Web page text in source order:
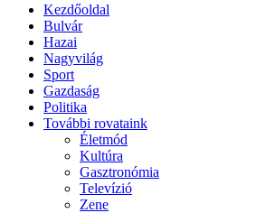
Kezdőoldal
Bulvár
Hazai
Nagyvilág
Sport
Gazdaság
Politika
További rovataink
Életmód
Kultúra
Gasztronómia
Televízió
Zene